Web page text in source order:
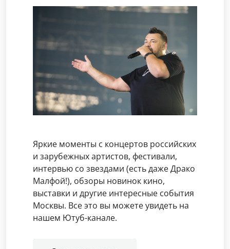
Яркие моменты с концертов российских
и зарубежных артистов, фестивали,
интервью со звездами (есть даже Драко
Малфой!), обзоры новинок кино,
выставки и другие интересные события
Москвы. Все это вы можете увидеть на
нашем Ютуб-канале.